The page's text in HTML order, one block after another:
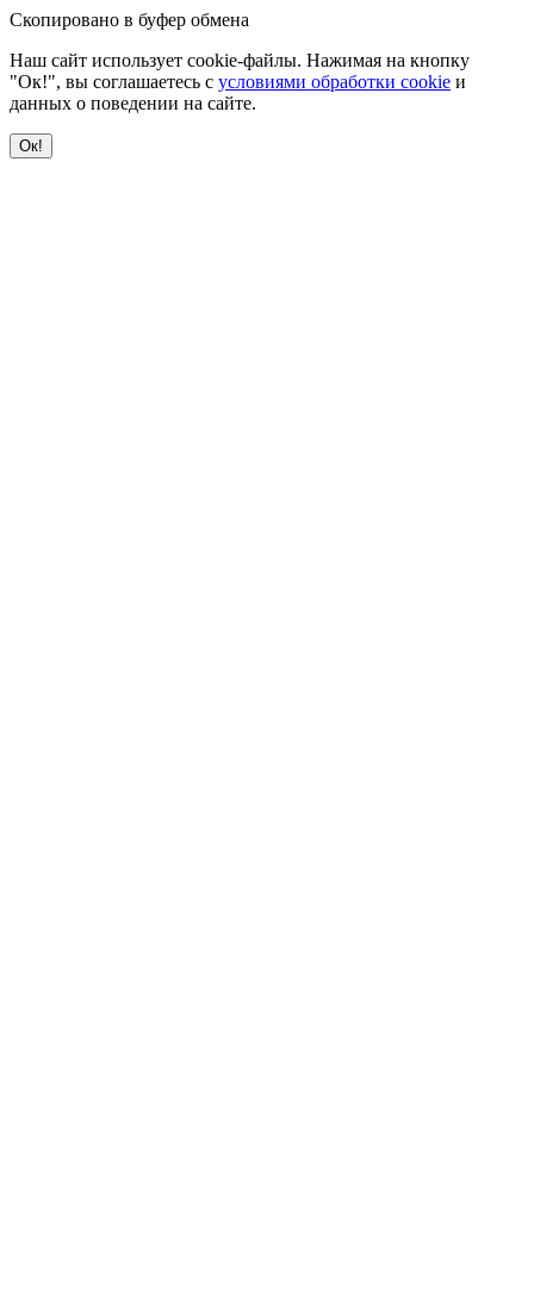
Скопировано в буфер обмена
Наш сайт использует cookie-файлы. Нажимая на кнопку
"Ок!", вы соглашаетесь с условиями обработки cookie и
данных о поведении на сайте.
Ок!